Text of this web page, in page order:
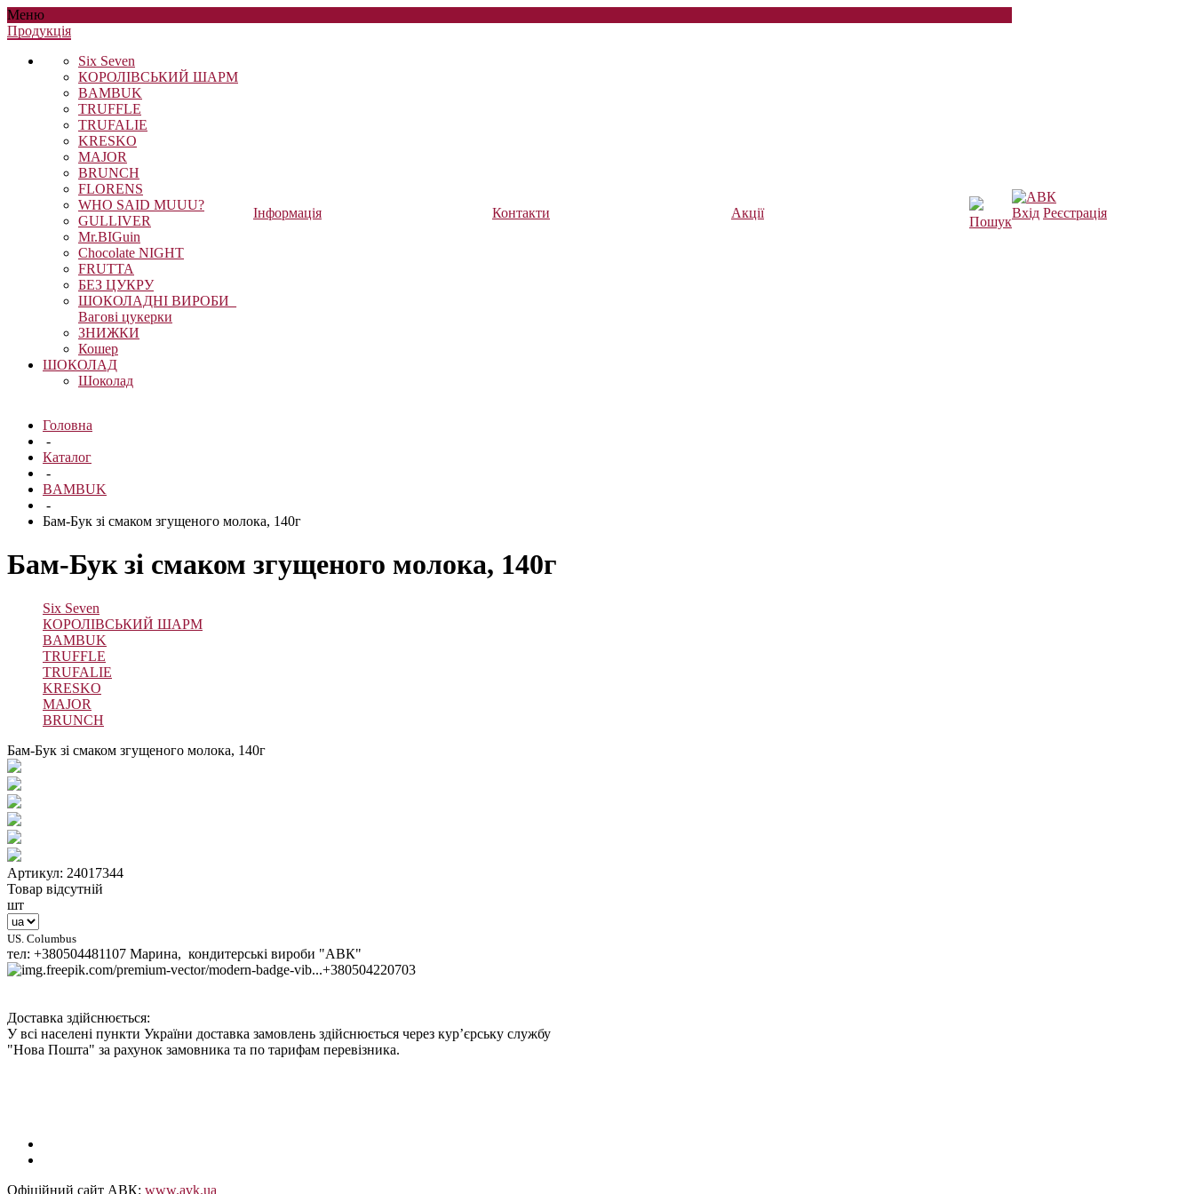
Меню
Продукцiя
Six Seven
КОРОЛІВСЬКИЙ ШАРМ
BAMBUK
TRUFFLE
TRUFALIE
KRESKO
MAJOR
BRUNCH
FLORENS
WHO SAID MUUU?
GULLIVER
Mr.BIGuin
Chocolate NIGHT
FRUTTA
БЕЗ ЦУКРУ
ШОКОЛАДНІ ВИРОБИ_
Вагові цукерки
ЗНИЖКИ
Кошер
ШОКОЛАД
Шоколад
Інформація Контакти Акції
Пошук
Вхід Реєстрація
Головна
-
Каталог
-
BAMBUK
-
Бам-Бук зі смаком згущеного молока, 140г
Бам-Бук зі смаком згущеного молока, 140г
Six Seven
КОРОЛІВСЬКИЙ ШАРМ
BAMBUK
TRUFFLE
TRUFALIE
KRESKO
MAJOR
BRUNCH
Бам-Бук зі смаком згущеного молока, 140г
Артикул: 24017344
Товар відсутній
шт
US. Columbus
тел: +380504481107 Марина, кондитерські вироби "АВК"
+380504220703
Доставка здійснюється:
У всі населені пункти України доставка замовлень здійснюється через кур’єрську службу
"Нова Пошта" за рахунок замовника та по тарифам перевізника.
Офіційний сайт АВК: www.avk.ua